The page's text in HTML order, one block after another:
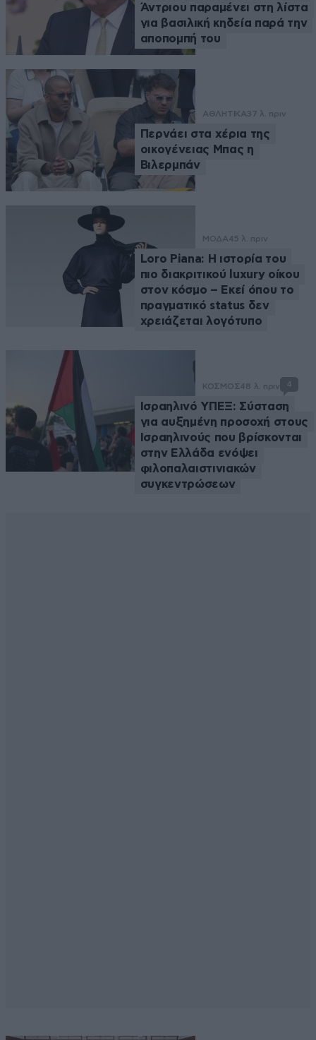
Άντριου παραμένει στη λίστα
για βασιλική κηδεία παρά την
αποπομπή του
ΑΘΛΗΤΙΚΑ37 λ. πριν
Περνάει στα χέρια της
οικογένειας Μπας η
Βιλερμπάν
ΜΟΔΑ45 λ. πριν
Loro Piana: Η ιστορία του
πιο διακριτικού luxury οίκου
στον κόσμο – Εκεί όπου το
πραγματικό status δεν
χρειάζεται λογότυπο
ΚΟΣΜΟΣ48 λ. πριν 4
Ισραηλινό ΥΠΕΞ: Σύσταση
για αυξημένη προσοχή στους
Ισραηλινούς που βρίσκονται
στην Ελλάδα ενόψει
φιλοπαλαιστινιακών
συγκεντρώσεων